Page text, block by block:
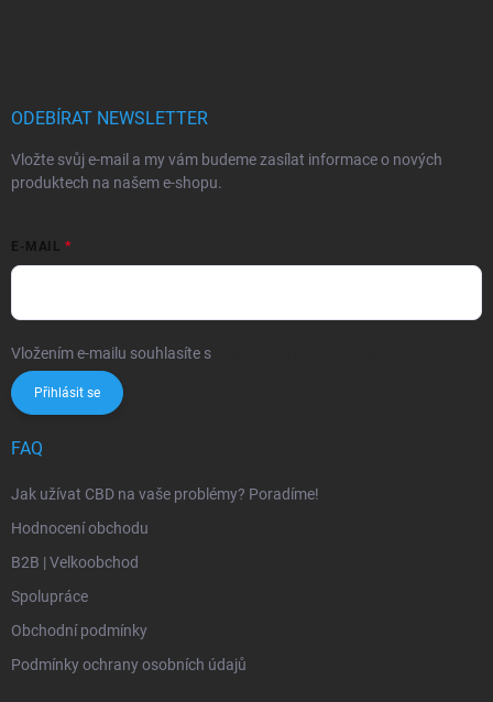
ODEBÍRAT NEWSLETTER
Vložte svůj e-mail a my vám budeme zasílat informace o nových
produktech na našem e-shopu.
E-MAIL
Vložením e-mailu souhlasíte s
Přihlásit se
FAQ
Jak užívat CBD na vaše problémy? Poradíme!
Hodnocení obchodu
B2B | Velkoobchod
Spolupráce
Obchodní podmínky
Podmínky ochrany osobních údajů